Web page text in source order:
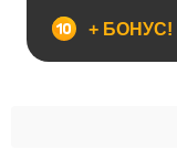
+ БОНУС!